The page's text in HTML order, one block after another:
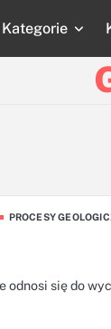
Kategorie
PROCESY
się do